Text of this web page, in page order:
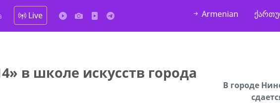
Live Armenian
в школе искусств города
В городе
Продается